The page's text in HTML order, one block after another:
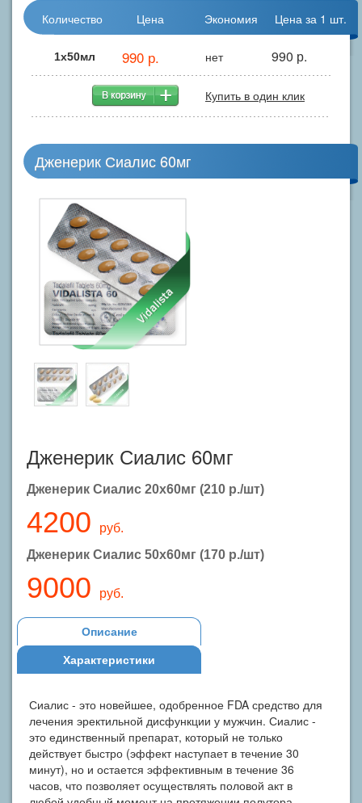
Количество Цена Экономия Цена за 1 шт.
1х50мл 990 р. нет 990 р.
Купить в один клик
Дженерик Сиалис 60мг
Дженерик Сиалис 60мг
Дженерик Сиалис 20x60мг (210 р./шт)
4200
руб.
Дженерик Сиалис 50x60мг (170 р./шт)
9000 руб.
Описание
Характеристики
Сиалис - это новейшее, одобренное FDA средство для
лечения эректильной дисфункции у мужчин. Сиалис -
это единственный препарат, который не только
действует быстро (эффект наступает в течение 30
минут), но и остается эффективным в течение 36
часов, что позволяет осуществлять половой акт в